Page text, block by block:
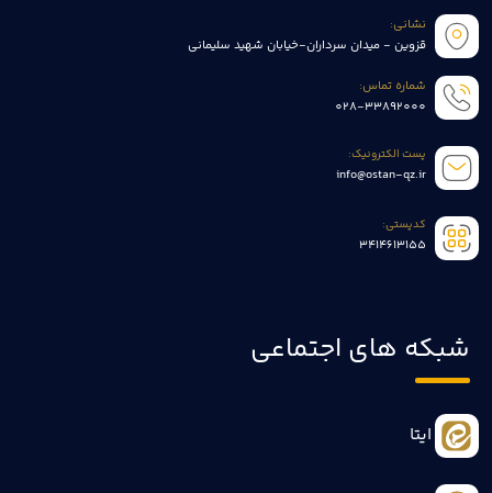
نشانی:
قزوین - میدان سرداران-خیابان شهید سلیمانی
شماره تماس:
028-33892000
پست الکترونیک:
info@ostan-qz.ir
کدپستی:
3414613155
شبکه های اجتماعی
ایتا